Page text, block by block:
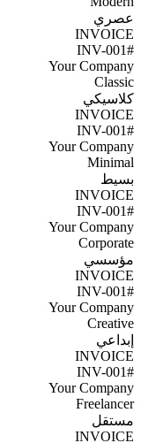
عصري
INVOICE
#INV-001
Your Company
Classic
كلاسيكي
INVOICE
#INV-001
Your Company
Minimal
بسيط
INVOICE
#INV-001
Your Company
Corporate
مؤسسي
INVOICE
#INV-001
Your Company
Creative
إبداعي
INVOICE
#INV-001
Your Company
Freelancer
مستقل
INVOICE